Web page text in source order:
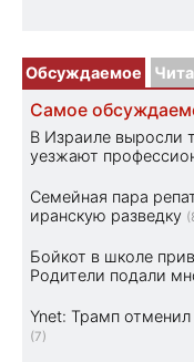
Обсуждаемое
Самое
В Израиле выросли
уезжают
Семейная пара
иранскую разведку
Бойкот в школе
Родители подали
Ynet: Трамп
(7)